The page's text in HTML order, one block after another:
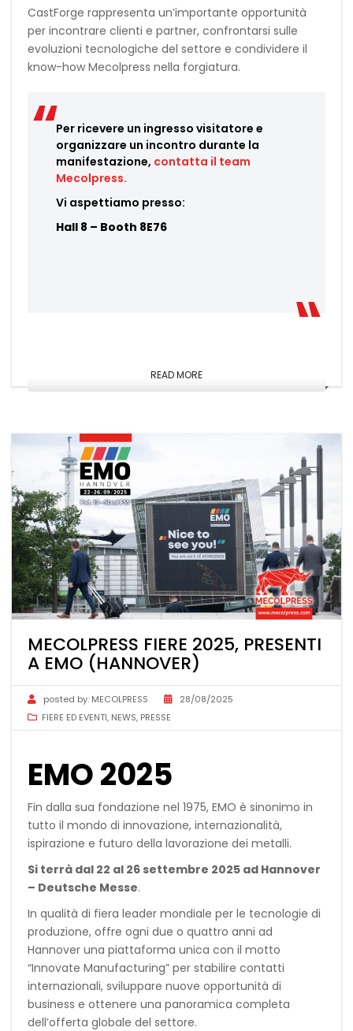
CastForge rappresenta un’importante opportunità
per incontrare clienti e partner, confrontarsi sulle
evoluzioni tecnologiche del settore e condividere il
know-how Mecolpress nella forgiatura.
Per ricevere un ingresso visitatore e
organizzare un incontro durante la
manifestazione, contatta il team
Mecolpress.
Vi aspettiamo presso:
Hall 8 – Booth 8E76
READ MORE
MECOLPRESS FIERE 2025, PRESENTI
A EMO (HANNOVER)
posted by: MECOLPRESS
28/08/2025
FIERE ED EVENTI, NEWS, PRESSE
EMO 2025
Fin dalla sua fondazione nel 1975, EMO è sinonimo in
tutto il mondo di innovazione, internazionalità,
ispirazione e futuro della lavorazione dei metalli.
Si terrà dal 22 al 26 settembre 2025 ad Hannover
– Deutsche Messe.
In qualità di fiera leader mondiale per le tecnologie di
produzione, offre ogni due o quattro anni ad
Hannover una piattaforma unica con il motto
“Innovate Manufacturing” per stabilire contatti
internazionali, sviluppare nuove opportunità di
business e ottenere una panoramica completa
dell’offerta globale del settore.